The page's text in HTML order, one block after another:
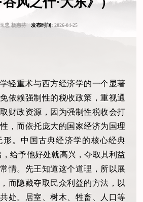
忠 杨惠芬发布时间: 2026-04-25
轻重术与西方经济学的一个显著
依赖强制性的税收政策，重视通
财政资源，因为强制性税收会打
，而依托庞大的国家经济为国理
形。中国古典经济学的核心经典
，给予他好处就高兴，夺取其利益
情。先王知道这个道理，所以展
而隐藏夺取民众利益的方法，以
处。居室、树木、牲畜、人口等